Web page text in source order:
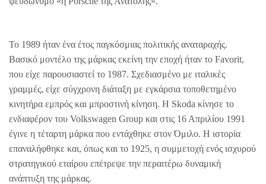
Το 1989 ήταν ένα έτος παγκόσμιας πολιτικής αναταραχής.
Βασικό μοντέλο της μάρκας εκείνη την εποχή ήταν το Favorit,
που είχε παρουσιαστεί το 1987. Σχεδιασμένο με ιταλικές
γραμμές, είχε σύγχρονη διάταξη με εγκάρσια τοποθετημένο
κινητήρα εμπρός και μπροστινή κίνηση. Η Skoda κίνησε το
ενδιαφέρον του Volkswagen Group και στις 16 Απριλίου 1991
έγινε η τέταρτη μάρκα που εντάχθηκε στον Όμιλο. Η ιστορία
επαναλήφθηκε και, όπως και το 1925, η συμμετοχή ενός ισχυρού
στρατηγικού εταίρου επέτρεψε την περαιτέρω δυναμική
ανάπτυξη της μάρκας.